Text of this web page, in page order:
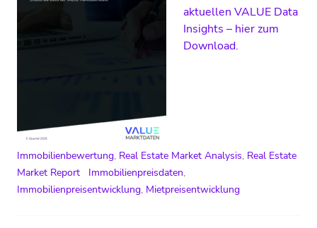
aktuellen VALUE Data
Insights – hier zum
Download.
Immobilienbewertung, Real Estate Market Analysis, Real Estate
Market Report
Immobilienpreisdaten,
Immobilienpreisentwicklung, Mietpreisentwicklung